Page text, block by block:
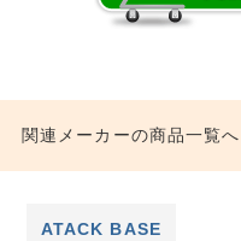
関連メーカーの商品一覧へ
ATACK BASE